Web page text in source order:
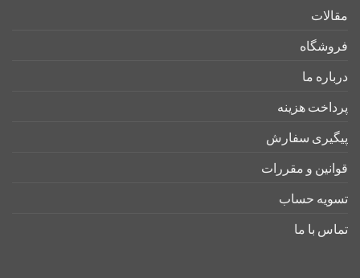
مقالات
فروشگاه
درباره ما
پرداخت هزینه
پیگیری سفارش
قوانین و مقررات
تسویه حساب
تماس با ما